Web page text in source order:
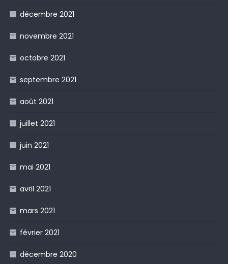
décembre 2021
novembre 2021
octobre 2021
septembre 2021
août 2021
juillet 2021
juin 2021
mai 2021
avril 2021
mars 2021
février 2021
décembre 2020